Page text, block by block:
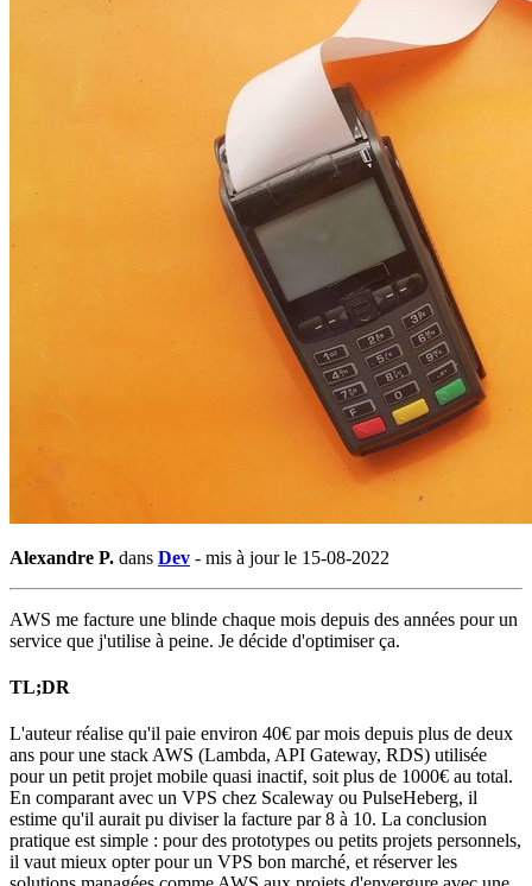
Alexandre P. dans Dev - mis à jour le 15-08-2022
AWS me facture une blinde chaque mois depuis des années pour un
service que j'utilise à peine. Je décide d'optimiser ça.
TL;DR
L'auteur réalise qu'il paie environ 40€ par mois depuis plus de deux
ans pour une stack AWS (Lambda, API Gateway, RDS) utilisée
pour un petit projet mobile quasi inactif, soit plus de 1000€ au total.
En comparant avec un VPS chez Scaleway ou PulseHeberg, il
estime qu'il aurait pu diviser la facture par 8 à 10. La conclusion
pratique est simple : pour des prototypes ou petits projets personnels,
il vaut mieux opter pour un VPS bon marché, et réserver les